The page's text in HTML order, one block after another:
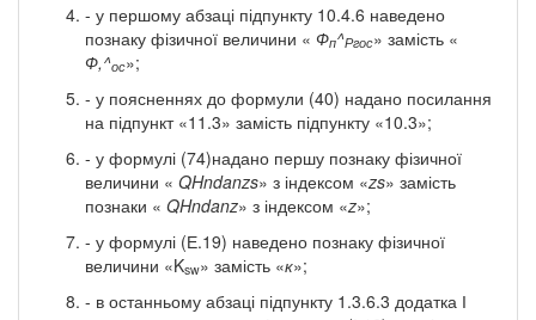
- у першому абзаці підпункту 10.4.6 наведено
познаку фізичної величини « Фп^Ргос» замість «
Ф,^ос»;
- у поясненнях до формули (40) надано посилання
на підпункт «11.3» замість підпункту «10.3»;
- у формулі (74)надано першу познаку фізичної
величини « QHndanzs» з індексом «zs» замість
познаки « QHndanz» з індексом «z»;
- у формулі (Е.19) наведено познаку фізичної
величини «Ksw» замість «к»;
- в останньому абзаці підпункту 1.3.6.3 додатка І